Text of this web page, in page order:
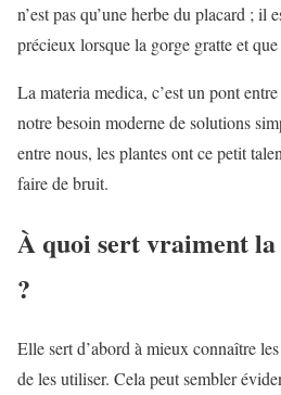
n’est pas qu’une herbe du placard ; il
précieux lorsque la gorge gratte et que
La materia medica, c’est un pont
notre besoin moderne de solutions
entre nous, les plantes ont ce petit
faire de bruit.
À quoi sert vraiment
?
Elle sert d’abord à mieux connaître
de les utiliser. Cela peut sembler